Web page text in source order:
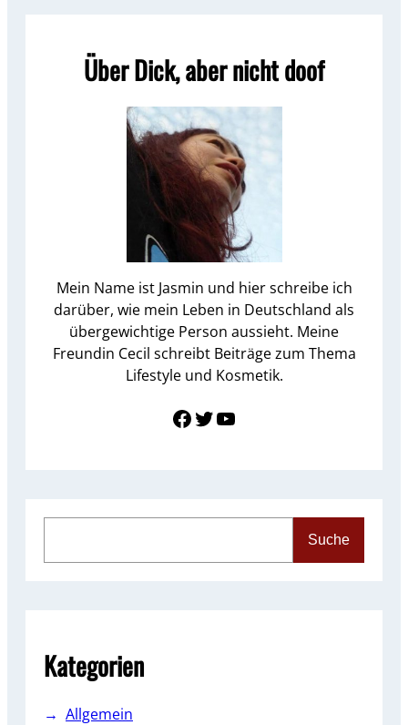
Über Dick, aber nicht doof
Mein Name ist Jasmin und hier schreibe ich
darüber, wie mein Leben in Deutschland als
übergewichtige Person aussieht. Meine
Freundin Cecil schreibt Beiträge zum Thema
Lifestyle und Kosmetik.
Link zu Facebook Twitter YouTube
Suche
Kategorien
Allgemein